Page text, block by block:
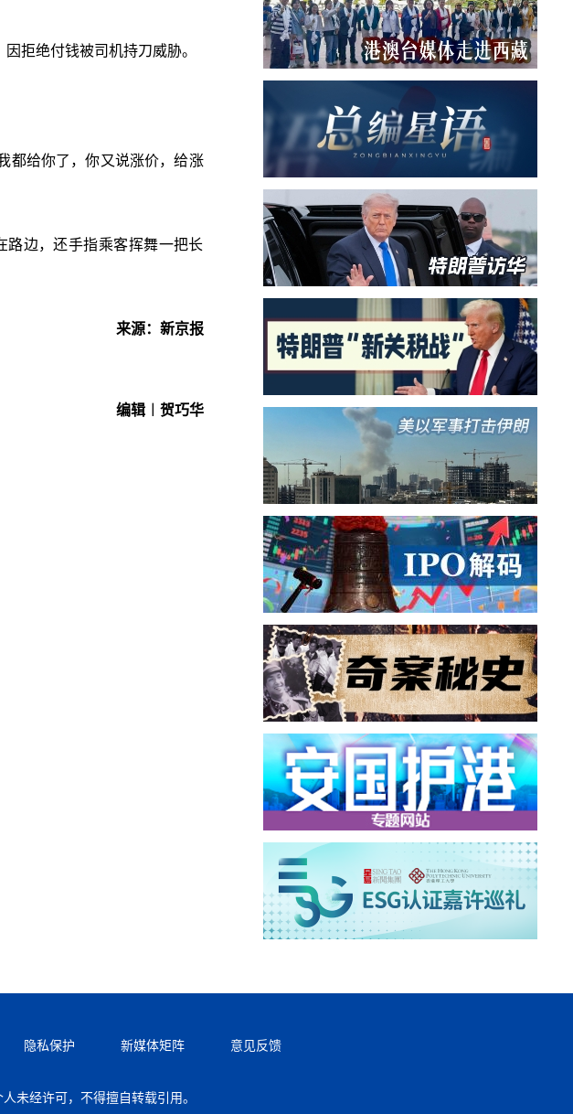
拒绝付钱被司机持刀威胁。
都给你了，你又说涨价，给涨
路边，还手指乘客挥舞一把长
来源：新京报
编辑︱贺巧华
隐私保护 新媒体矩阵 意见反馈
未经许可，不得擅自转载引用。